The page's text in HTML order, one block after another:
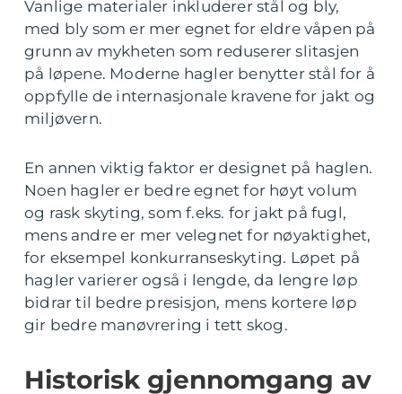
Vanlige materialer inkluderer stål og bly,
med bly som er mer egnet for eldre våpen på
grunn av mykheten som reduserer slitasjen
på løpene. Moderne hagler benytter stål for å
oppfylle de internasjonale kravene for jakt og
miljøvern.
En annen viktig faktor er designet på haglen.
Noen hagler er bedre egnet for høyt volum
og rask skyting, som f.eks. for jakt på fugl,
mens andre er mer velegnet for nøyaktighet,
for eksempel konkurranseskyting. Løpet på
hagler varierer også i lengde, da lengre løp
bidrar til bedre presisjon, mens kortere løp
gir bedre manøvrering i tett skog.
Historisk gjennomgang av